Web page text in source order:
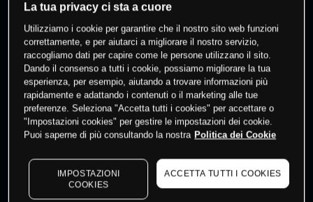
0 % dei clienti hanno posizioni
questo prodotto
Fai trading
I prezzi sono solo indicativi. Accediper vedere gli ultimi
dati di mercato
to see latest market data
La tua privacy ci sta a cuore
Utilizziamo i cookie per garantire che il nostro sito web funzioni
correttamente, e per aiutarci a migliorare il nostro servizio,
raccogliamo dati per capire come le persone utilizzano il sito.
Dando il consenso a tutti i cookie, possiamo migliorare la tua
esperienza, per esempio, aiutando a trovare informazioni più
rapidamente e adattando i contenuti o il marketing alle tue
preferenze. Seleziona "Accetta tutti i cookies" per accettare o
"Impostazioni cookies" per gestire le impostazioni dei cookie.
Puoi saperne di più consultando la nostra Politica dei Cookie
IMPOSTAZIONI
COOKIES
ACCETTA TUTTI I COOKIES